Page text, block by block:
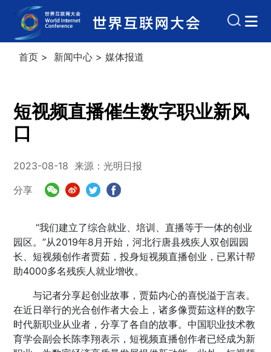
首页 > 新闻中心 > 媒体报道
短视频直播催生数字职业新风
口
2023-08-18 来源：光明日报
分享
“我们建立了综合就业、培训、直播等于一体的创业
园区。”从2019年8月开始，河北行唐县残疾人双创园园
长、短视频创作者贾茹，投身短视频直播创业，已累计帮
助4000多名残疾人就业增收。
与记者分享起创业故事，贾茹内心的喜悦溢于言表。
在近日举行的光合创作者大会上，诸多像贾茹这样的数字
时代新职业从业者，分享了各自的故事。中国职业技术教
育学会副会长陈李翔表示，短视频直播创作者已经成为新